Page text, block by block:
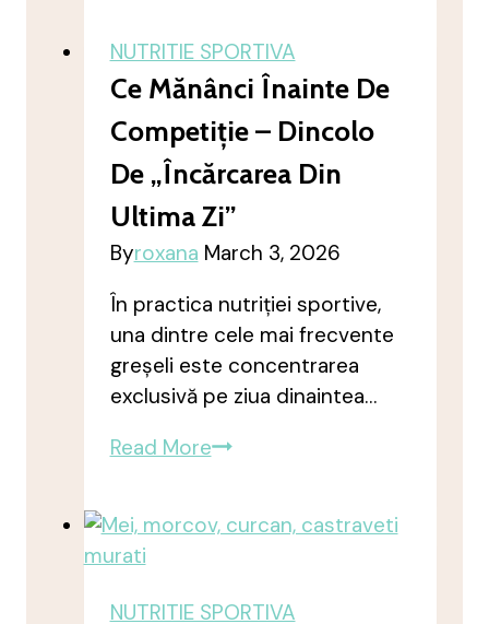
tau!
Alege-
ti
un
plan
de
nutritie
adaptat
de
viata
NUTRITIE SPORTIVA
Ce Mănânci Înainte De
Competiție – Dincolo
De „încărcarea Din
Ultima Zi”
Byroxana March 3, 2026
În practica nutriției sportive,
una dintre cele mai frecvente
greșeli este concentrarea
exclusivă pe ziua dinaintea…
Read MoreCe
de
–
NUTRITIE SPORTIVA